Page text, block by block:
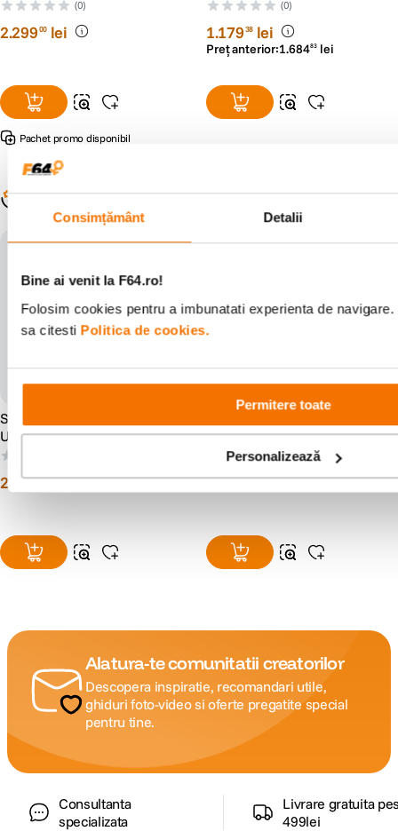
Consimțământ Detalii
Bine ai venit la F64.ro!
Folosim cookies pentru a imbunatati experienta de
sa citesti Politica de cookies.
Permitere toate
Personalizează
(0)
2.29900 lei
Pachet promo disponibil
Lens - RS125005932-1
(0)
1.17938 lei
Preț anterior:1.68483 lei
Populare în aceeași categorie
Samyang 50mm T1.5 AS
UMC VDSLR Obiectiv
Cinematic Sony A
2 41900 lei
CSII, Sony A
(0)
1.62700 lei
Alatura-te comunitatii creatorilor
Descopera inspiratie, recomandari utile,
ghiduri foto-video si oferte pregatite special
pentru tine.
Consultanta
specializata
Livrare gratuita
499lei